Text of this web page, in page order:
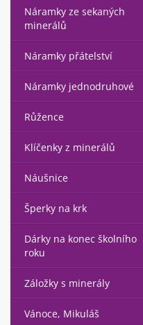
Náramky ze sekaných
minerálů
Náramky přátelství
Náramky jednodruhové
Růžence
Klíčenky z minerálů
Náušnice
Šperky na krk
Dárky na konec školního
roku
Záložky s minerály
Vánoce, Mikuláš